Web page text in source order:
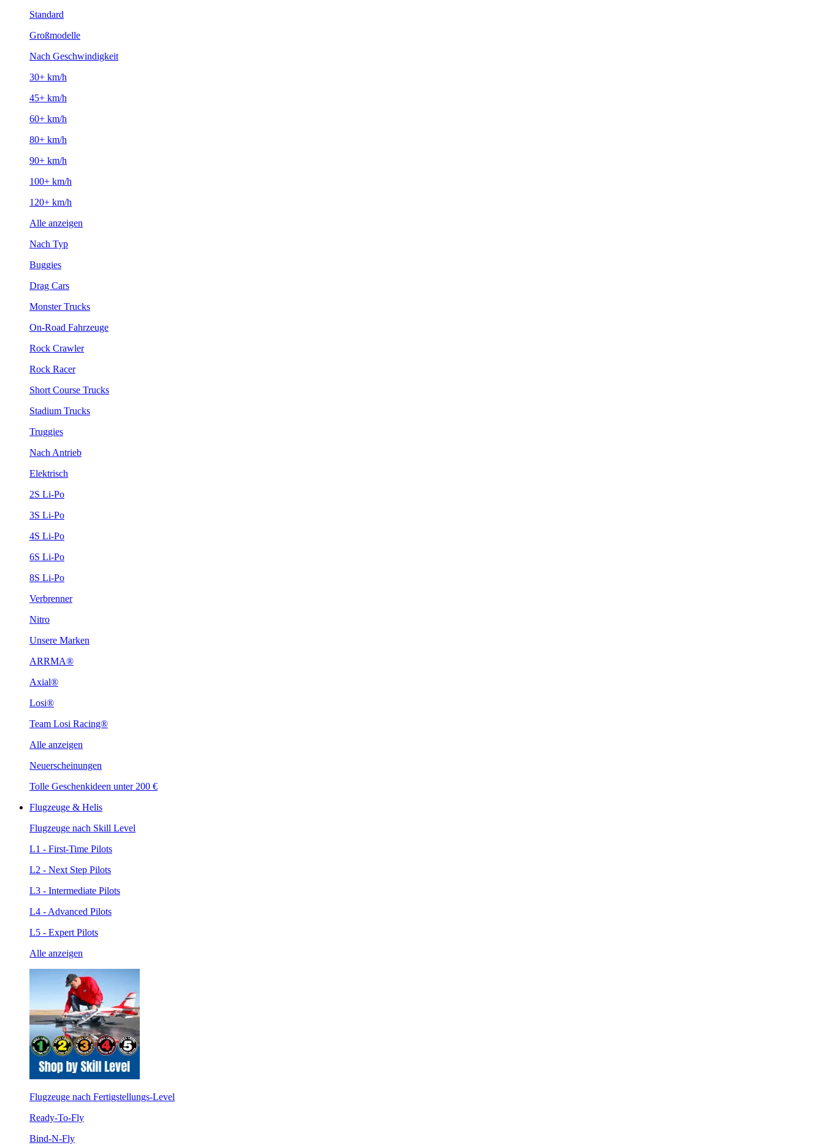
Standard
Großmodelle
Nach Geschwindigkeit
30+ km/h
45+ km/h
60+ km/h
80+ km/h
90+ km/h
100+ km/h
120+ km/h
Alle anzeigen
Nach Typ
Buggies
Drag Cars
Monster Trucks
On-Road Fahrzeuge
Rock Crawler
Rock Racer
Short Course Trucks
Stadium Trucks
Truggies
Nach Antrieb
Elektrisch
2S Li-Po
3S Li-Po
4S Li-Po
6S Li-Po
8S Li-Po
Verbrenner
Nitro
Unsere Marken
ARRMA®
Axial®
Losi®
Team Losi Racing®
Alle anzeigen
Neuerscheinungen
Tolle Geschenkideen unter 200 €
Flugzeuge & Helis
Flugzeuge nach Skill Level
L1 - First-Time Pilots
L2 - Next Step Pilots
L3 - Intermediate Pilots
L4 - Advanced Pilots
L5 - Expert Pilots
Alle anzeigen
Flugzeuge nach Fertigstellungs-Level
Ready-To-Fly
Bind-N-Fly